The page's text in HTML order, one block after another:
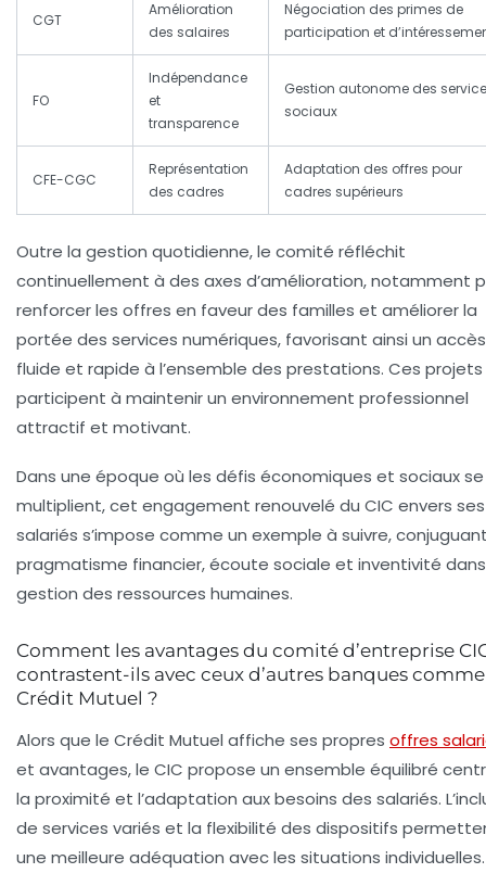
CGT
Amélioration
des salaires
Négociation des primes de
participation et
FO
Indépendance
et
transparence
Gestion autonome des
sociaux
CFE-CGC
Représentation
des cadres
Adaptation des offres pour
cadres supérieurs
Outre la gestion quotidienne, le comité réfléchit
continuellement à des axes d’amélioration, notamment
renforcer les offres en faveur des familles et améliorer la
portée des services numériques, favorisant ainsi un accès
fluide et rapide à l’ensemble des prestations. Ces projets
participent à maintenir un environnement professionnel
attractif et motivant.
Dans une époque où les défis économiques et sociaux se
multiplient, cet engagement renouvelé du CIC envers ses
salariés s’impose comme un exemple à suivre,
pragmatisme financier, écoute sociale et inventivité
gestion des ressources humaines.
Comment les avantages du comité d’entreprise
contrastent-ils avec ceux d’autres banques
Crédit Mutuel ?
Alors que le Crédit Mutuel affiche ses propres offres
et avantages, le CIC propose un ensemble équilibré
la proximité et l’adaptation aux besoins des salariés.
de services variés et la flexibilité des dispositifs
une meilleure adéquation avec les situations individuelles.